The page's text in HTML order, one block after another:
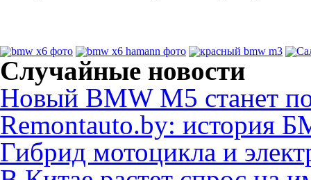
Случайные новости
Новый BMW M5 станет
Remontauto.by: история
Гибрид мотоцикла и